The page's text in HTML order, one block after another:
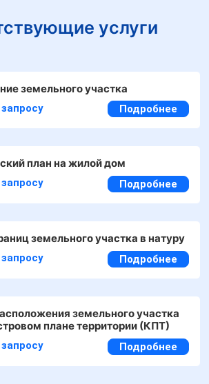
услуги
земельного участка
Подробнее
план на жилой дом
Подробнее
земельного участка в натуру
Подробнее
земельного участка
плане территории (КПТ)
Подробнее